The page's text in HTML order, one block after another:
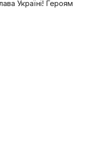
Україні! Героям